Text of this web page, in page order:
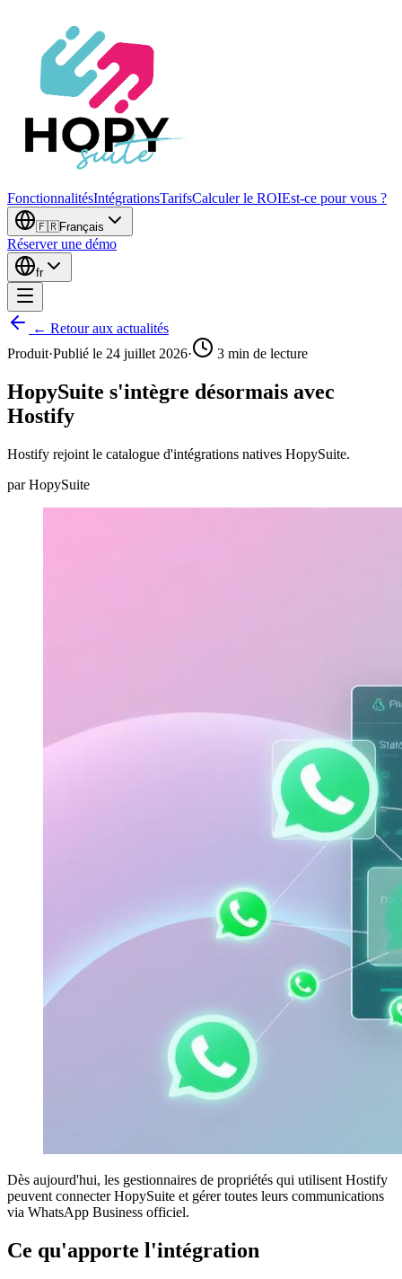
FonctionnalitésIntégrationsTarifsCalculer le ROIEst-ce pour vous ?
🇫🇷Français
Réserver une démo
fr
← Retour aux actualités
Produit·Publié le 24 juillet 2026· 3 min de lecture
HopySuite s'intègre désormais avec
Hostify
Hostify rejoint le catalogue d'intégrations natives HopySuite.
par HopySuite
Dès aujourd'hui, les gestionnaires de propriétés qui utilisent Hostify
peuvent connecter HopySuite et gérer toutes leurs communications
via WhatsApp Business officiel.
Ce qu'apporte l'intégration